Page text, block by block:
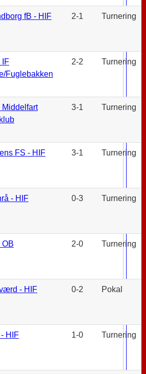
fB - HIF 2-1 Turnering
IF
Fuglebakken
2-2 Turnering
Middelfart
3-1 Turnering
FS - HIF 3-1 Turnering
- HIF 0-3 Turnering
OB 2-0 Turnering
- HIF 0-2 Pokal
HIF 1-0 Turnering